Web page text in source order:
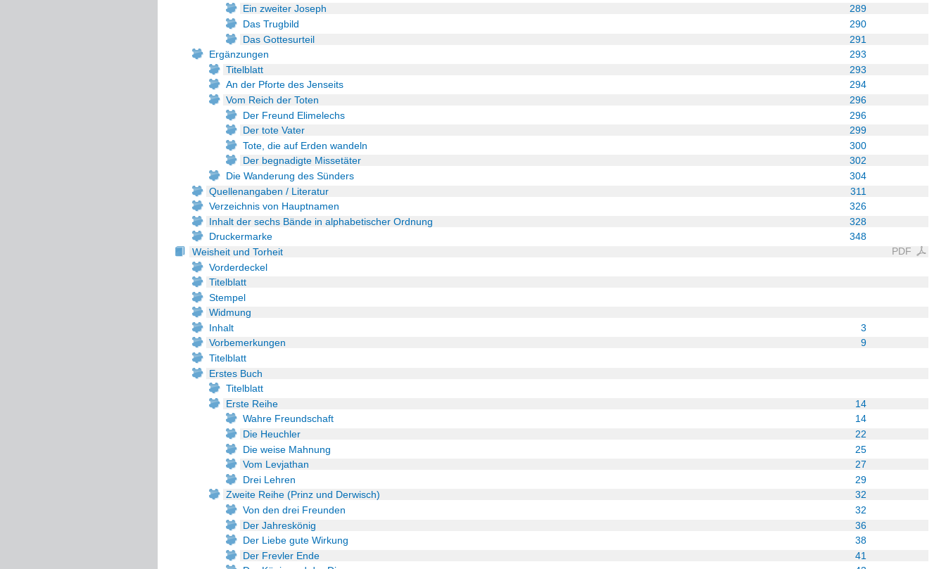
289
Ein zweiter Joseph
290
Das Trugbild
291
Das Gottesurteil
293
Ergänzungen
293
Titelblatt
294
An der Pforte des Jenseits
296
Vom Reich der Toten
296
Der Freund Elimelechs
299
Der tote Vater
300
Tote, die auf Erden wandeln
302
Der begnadigte Missetäter
304
Die Wanderung des Sünders
311
Quellenangaben / Literatur
326
Verzeichnis von Hauptnamen
328
Inhalt der sechs Bände in alphabetischer Ordnung
348
Druckermarke
PDF
Weisheit und Torheit
Vorderdeckel
Titelblatt
Stempel
Widmung
3
Inhalt
9
Vorbemerkungen
Titelblatt
Erstes Buch
Titelblatt
14
Erste Reihe
14
Wahre Freundschaft
22
Die Heuchler
25
Die weise Mahnung
27
Vom Levjathan
29
Drei Lehren
32
Zweite Reihe (Prinz und Derwisch)
32
Von den drei Freunden
36
Der Jahreskönig
38
Der Liebe gute Wirkung
41
Der Frevler Ende